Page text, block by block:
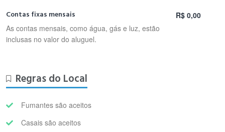
Contas fixas mensais
As contas mensais, como água, gás e luz, estão
inclusas no valor do aluguel.
R$ 0,00
Regras do Local
Fumantes são aceitos
Casais são aceitos